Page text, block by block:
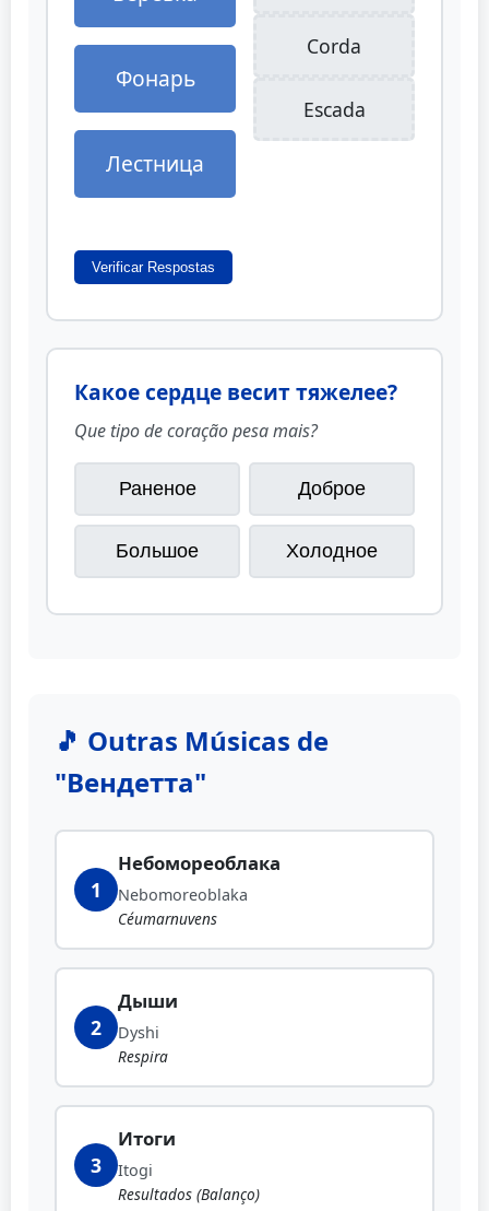
Фонарь
Лестница
Corda
Escada
Verificar Respostas
Какое сердце весит тяжелее?
Que tipo de coração pesa mais?
Раненое Доброе
Большое Холодное
🎵 Outras Músicas de
"Вендетта"
1
Небомореоблака
Nebomoreoblaka
Céumarnuvens
2
Дыши
Dyshi
Respira
3
Итоги
Itogi
Resultados (Balanço)